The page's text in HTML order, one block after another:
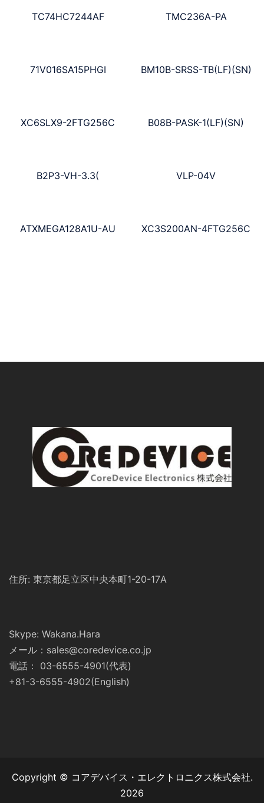
TC74HC7244AF TMC236A-PA
71V016SA15PHGI BM10B-SRSS-TB(LF)(SN)
XC6SLX9-2FTG256C B08B-PASK-1(LF)(SN)
B2P3-VH-3.3( VLP-04V
ATXMEGA128A1U-AU XC3S200AN-4FTG256C
住所: 東京都足立区中央本町1-20-17A
Skype: Wakana.Hara
メール：sales@coredevice.co.jp
電話： 03-6555-4901(代表)
+81-3-6555-4902(English)
Copyright © コアデバイス・エレクトロニクス株式会社.
2026